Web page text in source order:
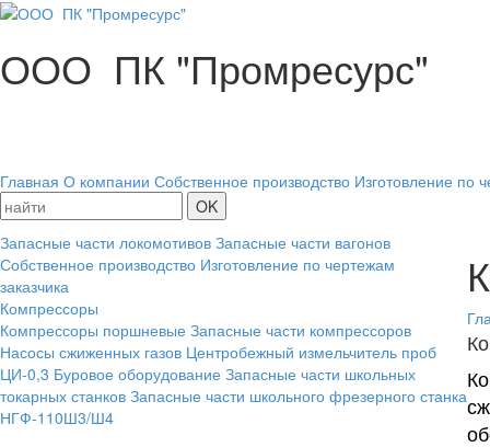
ООО ПК "Промресурс"
Главная О компании Собственное производство Изготовление по
Запасные части локомотивов Запасные части вагонов
Собственное производство Изготовление по чертежам
заказчика
Компрессоры
Компрессоры поршневые Запасные части компрессоров
Насосы сжиженных газов Центробежный измельчитель проб
ЦИ-0,3 Буровое оборудование Запасные части школьных
токарных станков Запасные части школьного фрезерного станка
НГФ-110Ш3/Ш4